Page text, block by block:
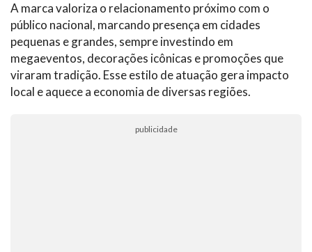
A marca valoriza o relacionamento próximo com o
público nacional, marcando presença em cidades
pequenas e grandes, sempre investindo em
megaeventos, decorações icônicas e promoções que
viraram tradição. Esse estilo de atuação gera impacto
local e aquece a economia de diversas regiões.
publicidade